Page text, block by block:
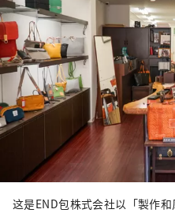
这是END包株式会社以「製作